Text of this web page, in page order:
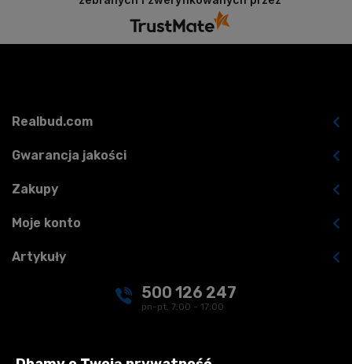
500 126 247
pn-pt. 7:00 - 17:00
Realbud.com
Gwarancja jakości
Zakupy
Moje konto
Artykuły